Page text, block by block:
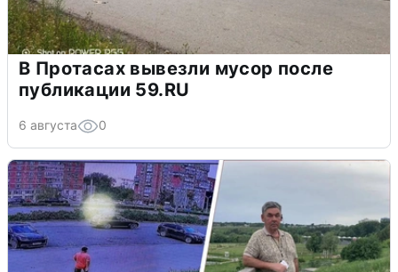
В Протасах вывезли мусор после
публикации 59.RU
6 августа 0